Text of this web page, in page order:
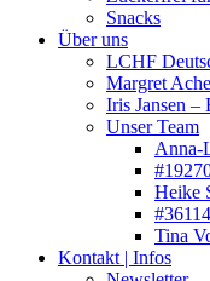
Snacks
Über uns
LCHF
Margret
Iris Jansen –
Unser Team
Anna-
Heike
Tina
Kontakt | Infos